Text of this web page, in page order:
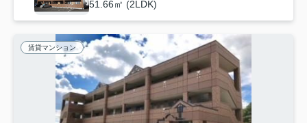
51.66㎡ (2LDK)
賃貸マンション